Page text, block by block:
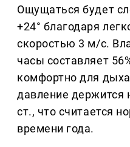
Ощущаться будет
+24° благодаря
скоростью 3 м/с.
часы составляет
комфортно для
давление держится
ст., что считается
времени года.